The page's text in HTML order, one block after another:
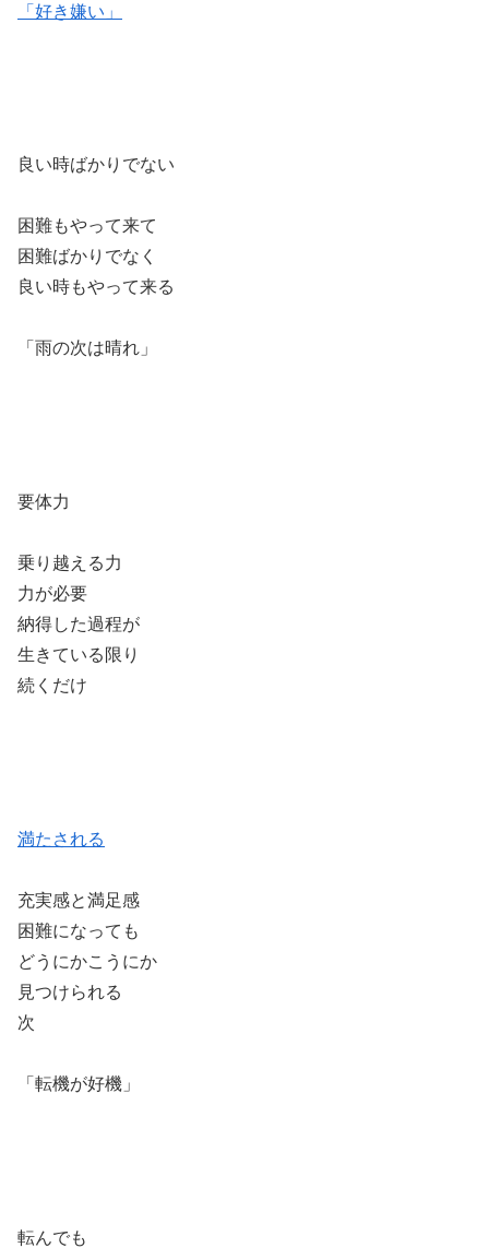
「好き嫌い」
良い時ばかりでない
困難もやって来て
困難ばかりでなく
良い時もやって来る
「雨の次は晴れ」
要体力
乗り越える力
力が必要
納得した過程が
生きている限り
続くだけ
満たされる
充実感と満足感
困難になっても
どうにかこうにか
見つけられる
次
「転機が好機」
転んでも